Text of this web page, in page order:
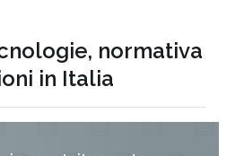
normativa
in Italia